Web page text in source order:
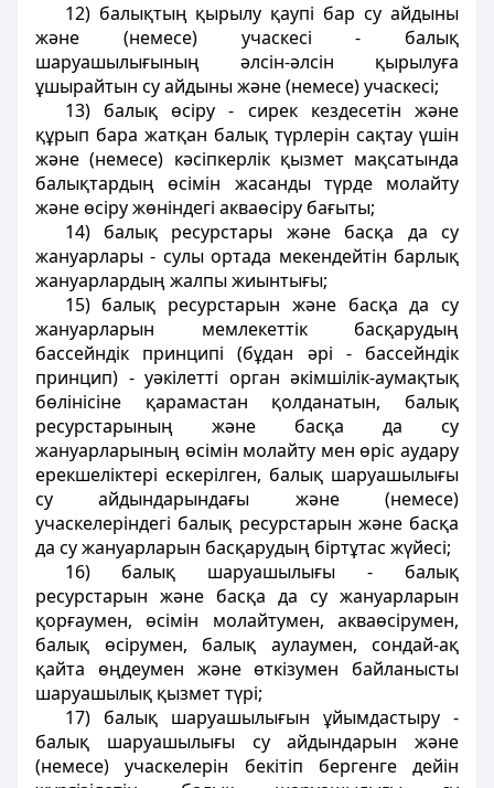
12) балықтың қырылу қаупі бар су айдыны
және (немесе) учаскесі - балық
шаруашылығының әлсін-әлсін қырылуға
ұшырайтын су айдыны және (немесе) учаскесі;
13) балық өсіру - сирек кездесетін және
құрып бара жатқан балық түрлерін сақтау үшін
және (немесе) кәсіпкерлік қызмет мақсатында
балықтардың өсімін жасанды түрде молайту
және өсіру жөніндегі акваөсіру бағыты;
14) балық ресурстары және басқа да су
жануарлары - сулы ортада мекендейтін барлық
жануарлардың жалпы жиынтығы;
15) балық ресурстарын және басқа да су
жануарларын мемлекеттік басқарудың
бассейндік принципі (бұдан әрі - бассейндік
принцип) - уәкілетті орган әкімшілік-аумақтық
бөлінісіне қарамастан қолданатын, балық
ресурстарының және басқа да су
жануарларының өсімін молайту мен өріс аудару
ерекшеліктері ескерілген, балық шаруашылығы
су айдындарындағы және (немесе)
учаскелеріндегі балық ресурстарын және басқа
да су жануарларын басқарудың біртұтас жүйесі;
16) балық шаруашылығы - балық
ресурстарын және басқа да су жануарларын
қорғаумен, өсімін молайтумен, акваөсірумен,
балық өсірумен, балық аулаумен, сондай-ақ
қайта өңдеумен және өткізумен байланысты
шаруашылық қызмет түрі;
17) балық шаруашылығын ұйымдастыру -
балық шаруашылығы су айдындарын және
(немесе) учаскелерін бекітіп бергенге дейін